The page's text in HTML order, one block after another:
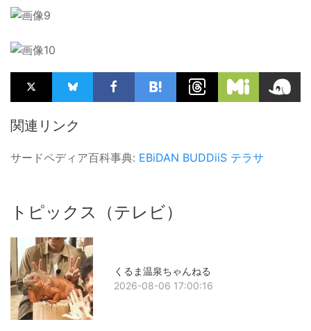
関連リンク
サードペディア百科事典: EBiDAN BUDDiiS テラサ
トピックス（テレビ）
くるま温泉ちゃんねる
2026-08-06 17:00:16